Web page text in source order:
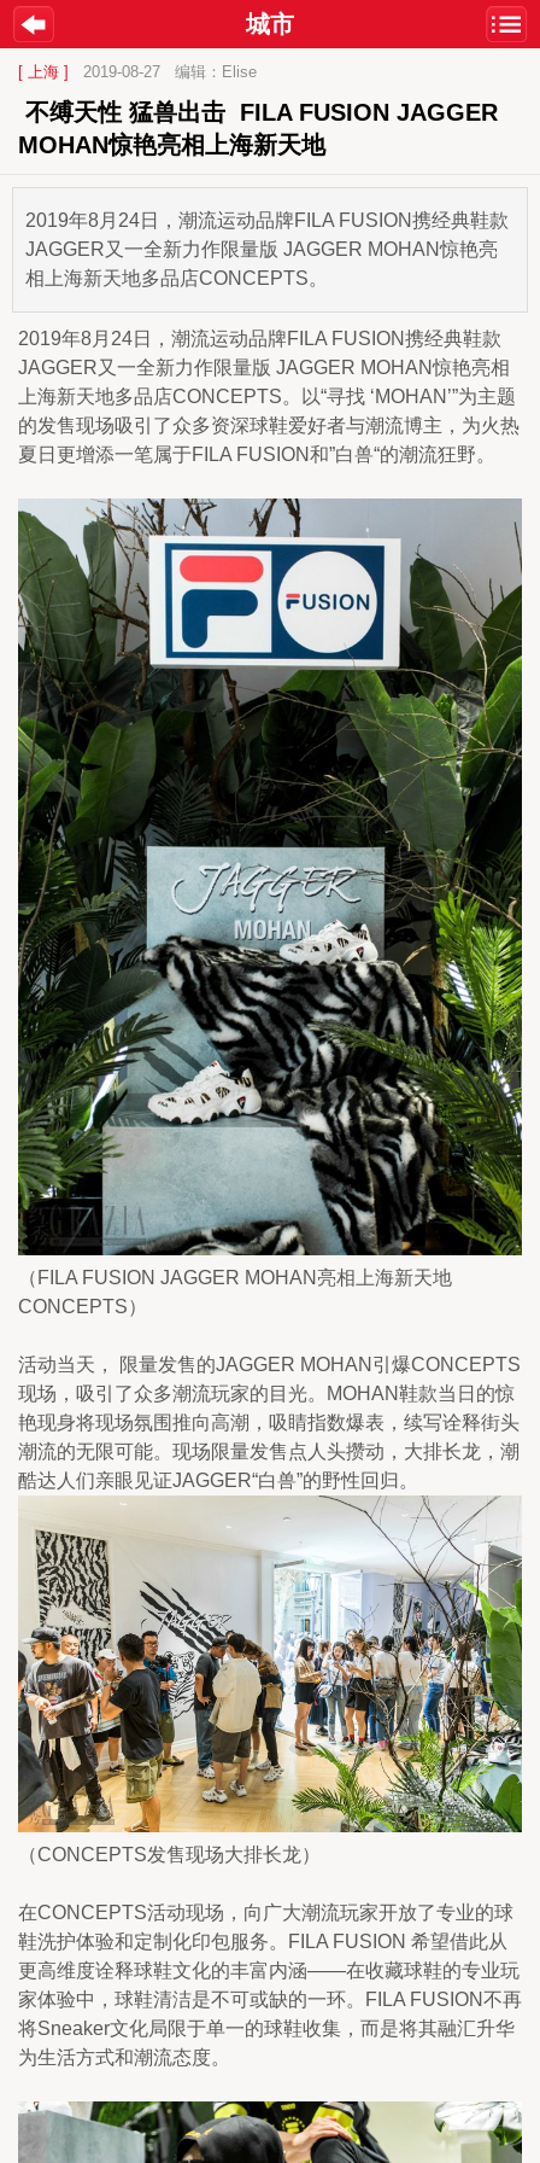
城市
[ 上海 ] 2019-08-27 编辑：Elise
MOHAN惊艳亮相上海新天地
2019年8月24日，潮流运动品牌FILA FUSION携经典鞋款
JAGGER又一全新力作限量版 JAGGER MOHAN惊艳亮
相上海新天地多品店CONCEPTS。
2019年8月24日，潮流运动品牌FILA FUSION携经典鞋款
JAGGER又一全新力作限量版 JAGGER MOHAN惊艳亮相
上海新天地多品店CONCEPTS。以“寻找 ‘MOHAN’”为主题
的发售现场吸引了众多资深球鞋爱好者与潮流博主，为火热
夏日更增添一笔属于FILA FUSION和”白兽“的潮流狂野。
（FILA FUSION JAGGER MOHAN亮相上海新天地
CONCEPTS）
活动当天， 限量发售的JAGGER MOHAN引爆CONCEPTS
现场，吸引了众多潮流玩家的目光。MOHAN鞋款当日的惊
艳现身将现场氛围推向高潮，吸睛指数爆表，续写诠释街头
潮流的无限可能。现场限量发售点人头攒动，大排长龙，潮
酷达人们亲眼见证JAGGER“白兽”的野性回归。
（CONCEPTS发售现场大排长龙）
在CONCEPTS活动现场，向广大潮流玩家开放了专业的球
鞋洗护体验和定制化印包服务。FILA FUSION 希望借此从
更高维度诠释球鞋文化的丰富内涵——在收藏球鞋的专业玩
家体验中，球鞋清洁是不可或缺的一环。FILA FUSION不再
将Sneaker文化局限于单一的球鞋收集，而是将其融汇升华
为生活方式和潮流态度。